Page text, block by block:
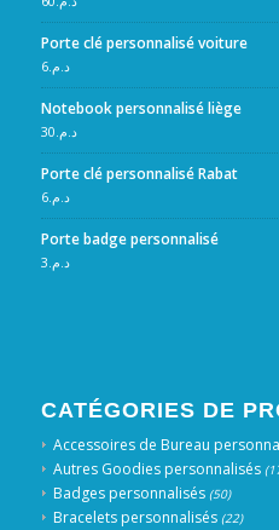
Porte clé personnalisé voiture
د.م.6
Notebook personnalisé liège
د.م. 30
Porte clé personnalisé Rabat
د.م.6
Porte badge personnalisé
د.م. 3
CATÉGORIES DE
Accessoires de Bureau
Autres Goodies personnalisés
Badges personnalisés (50)
Bracelets personnalisés (22)